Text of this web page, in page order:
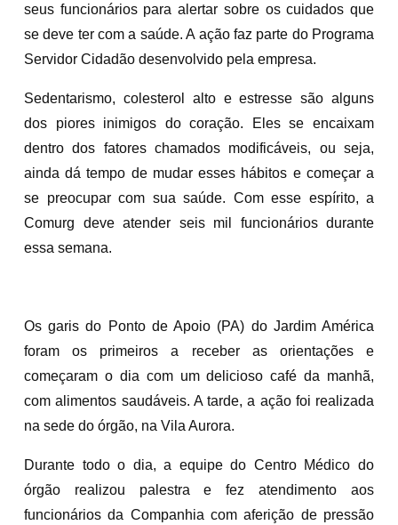
seus funcionários para alertar sobre os cuidados que
se deve ter com a saúde. A ação faz parte do Programa
Servidor Cidadão desenvolvido pela empresa.
Sedentarismo, colesterol alto e estresse são alguns
dos piores inimigos do coração. Eles se encaixam
dentro dos fatores chamados modificáveis, ou seja,
ainda dá tempo de mudar esses hábitos e começar a
se preocupar com sua saúde. Com esse espírito, a
Comurg deve atender seis mil funcionários durante
essa semana.
Os garis do Ponto de Apoio (PA) do Jardim América
foram os primeiros a receber as orientações e
começaram o dia com um delicioso café da manhã,
com alimentos saudáveis. A tarde, a ação foi realizada
na sede do órgão, na Vila Aurora.
Durante todo o dia, a equipe do Centro Médico do
órgão realizou palestra e fez atendimento aos
funcionários da Companhia com aferição de pressão